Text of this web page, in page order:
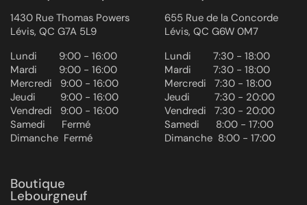
1430 Rue Thomas Powers
Lévis, QC G7A 5L9
Lundi ‎ ‎ ‎ ‎ ‎ ‎ ‎ 9:00 - 16:00
Mardi ‎ ‎ ‎ ‎ ‎ ‎ ‎ 9:00 - 16:00
Mercredi ‎ ‎‎ 9:00 - 16:00
Jeudi ‎ ‎ ‎ ‎ ‎ ‎ ‎ ‎ 9:00 - 16:00
Vendredi ‎ ‎ ‎9:00 - 16:00
Samedi ‎ ‎ ‎ ‎ ‎ Fermé
Dimanche ‎ Fermé
655 Rue de la Concorde
Lévis, QC G6W 0M7
Lundi ‎ ‎ ‎ ‎ ‎ ‎ ‎ 7:30 - 18:00
Mardi ‎ ‎ ‎ ‎ ‎ ‎ ‎ 7:30 - 18:00
Mercredi ‎ ‎‎ 7:30 - 18:00
Jeudi ‎ ‎ ‎ ‎ ‎ ‎ ‎ ‎ 7:30 - 20:00
Vendredi ‎ ‎ ‎7:30 - 20:00
Samedi ‎ ‎ ‎ ‎ ‎ 8:00 - 17:00
Dimanche ‎ 8:00 - 17:00
Boutique
Lebourgneuf